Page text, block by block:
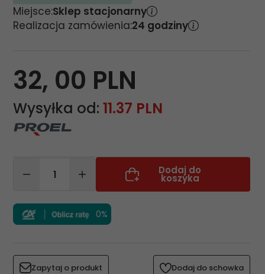
Miejsce:Sklep stacjonarny
Realizacja zamówienia:24 godziny
32, 00 PLN
Wysyłka od: 11.37 PLN
Dodaj do
koszyka
0%
Zapytaj o produkt Dodaj do schowka